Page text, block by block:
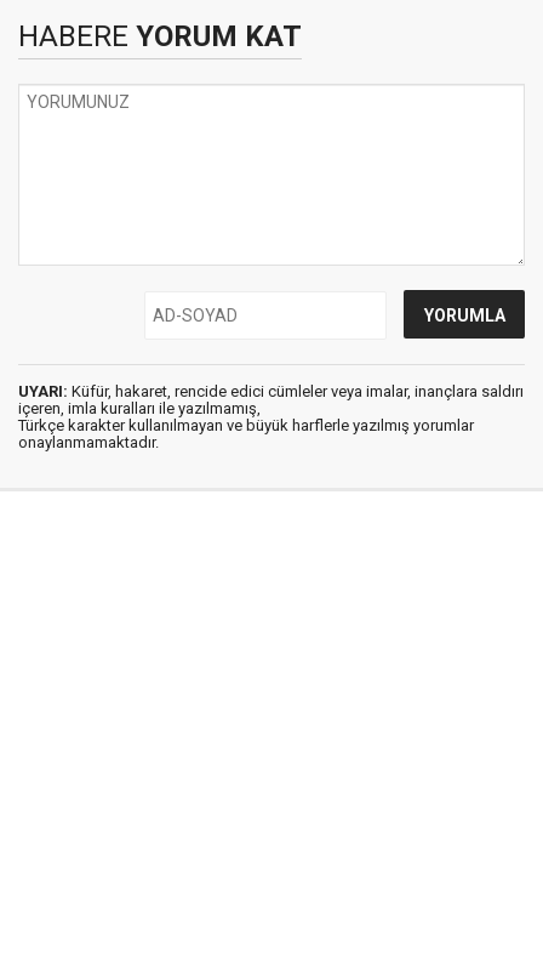
HABERE YORUM KAT
UYARI: Küfür, hakaret, rencide edici cümleler veya imalar, inançlara saldırı
içeren, imla kuralları ile yazılmamış,
Türkçe karakter kullanılmayan ve büyük harflerle yazılmış yorumlar
onaylanmamaktadır.